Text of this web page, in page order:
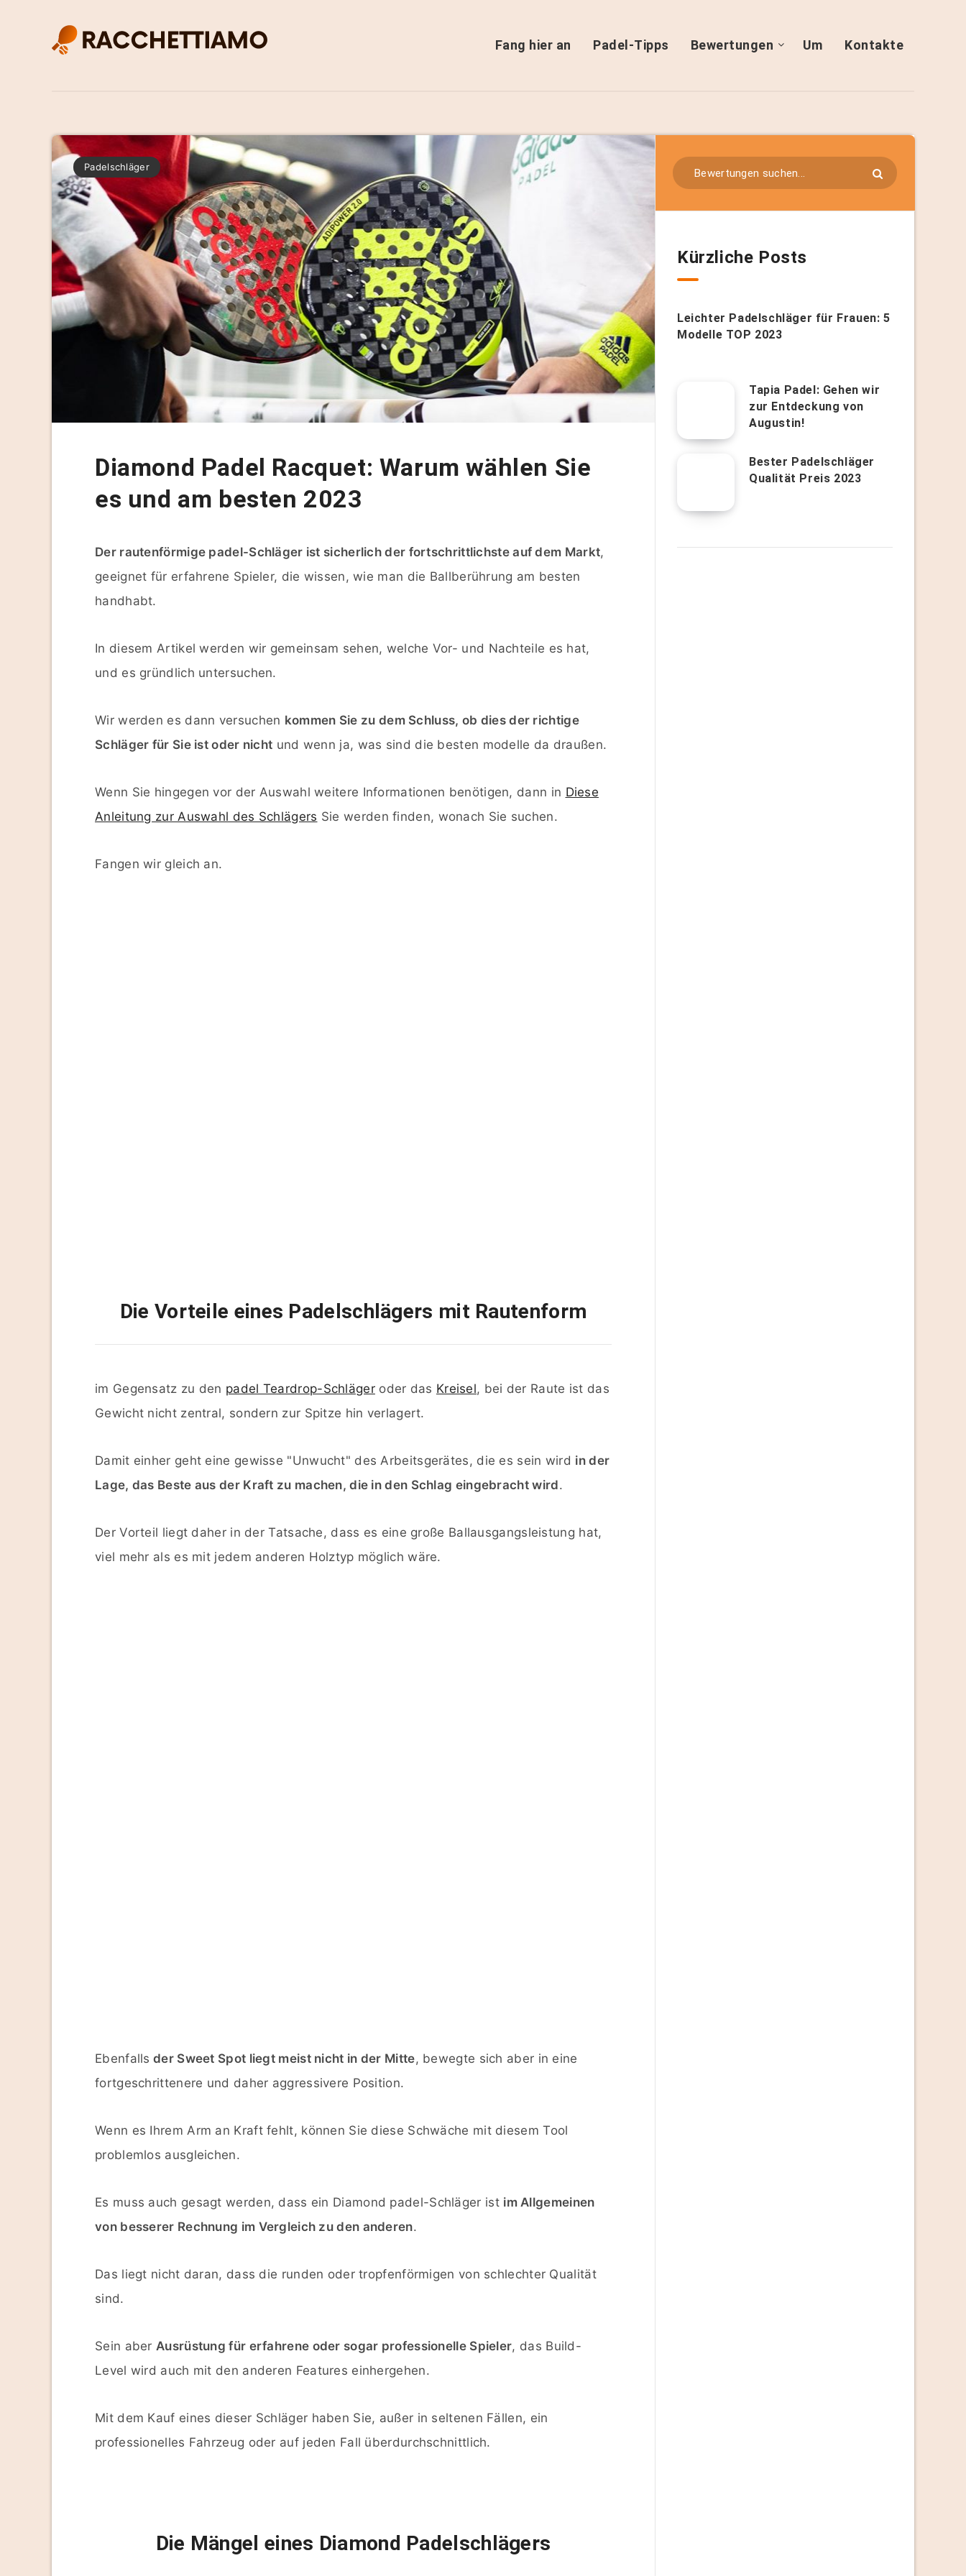
Fang hier an Padel-Tipps Bewertungen Um Kontakte
Padelschläger
Diamond Padel Racquet: Warum wählen Sie
es und am besten 2023
Der rautenförmige padel-Schläger ist sicherlich der fortschrittlichste auf dem Markt,
geeignet für erfahrene Spieler, die wissen, wie man die Ballberührung am besten
handhabt.
In diesem Artikel werden wir gemeinsam sehen, welche Vor- und Nachteile es hat,
und es gründlich untersuchen.
Wir werden es dann versuchen kommen Sie zu dem Schluss, ob dies der richtige
Schläger für Sie ist oder nicht und wenn ja, was sind die besten modelle da draußen.
Wenn Sie hingegen vor der Auswahl weitere Informationen benötigen, dann in Diese
Anleitung zur Auswahl des Schlägers Sie werden finden, wonach Sie suchen.
Fangen wir gleich an.
Die Vorteile eines Padelschlägers mit Rautenform
im Gegensatz zu den padel Teardrop-Schlägeroder das Kreisel, bei der Raute ist das
Gewicht nicht zentral, sondern zur Spitze hin verlagert.
Damit einher geht eine gewisse "Unwucht" des Arbeitsgerätes, die es sein wird in der
Lage, das Beste aus der Kraft zu machen, die in den Schlag eingebracht wird.
Der Vorteil liegt daher in der Tatsache, dass es eine große Ballausgangsleistung hat,
viel mehr als es mit jedem anderen Holztyp möglich wäre.
Ebenfalls der Sweet Spot liegt meist nicht in der Mitte, bewegte sich aber in eine
fortgeschrittenere und daher aggressivere Position.
Wenn es Ihrem Arm an Kraft fehlt, können Sie diese Schwäche mit diesem Tool
problemlos ausgleichen.
Es muss auch gesagt werden, dass ein Diamond padel-Schläger ist im Allgemeinen
von besserer Rechnung im Vergleich zu den anderen.
Das liegt nicht daran, dass die runden oder tropfenförmigen von schlechter Qualität
sind.
Sein aber Ausrüstung für erfahrene oder sogar professionelle Spieler, das Build-
Level wird auch mit den anderen Features einhergehen.
Mit dem Kauf eines dieser Schläger haben Sie, außer in seltenen Fällen, ein
professionelles Fahrzeug oder auf jeden Fall überdurchschnittlich.
Die Mängel eines Diamond Padelschlägers
Kürzliche Posts
Leichter Padelschläger für Frauen: 5
Modelle TOP 2023
Tapia Padel: Gehen wir
zur Entdeckung von
Augustin!
Bester Padelschläger
Qualität Preis 2023